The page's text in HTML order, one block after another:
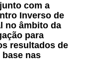
com a
Inverso de
no âmbito da
para
resultados de
nas